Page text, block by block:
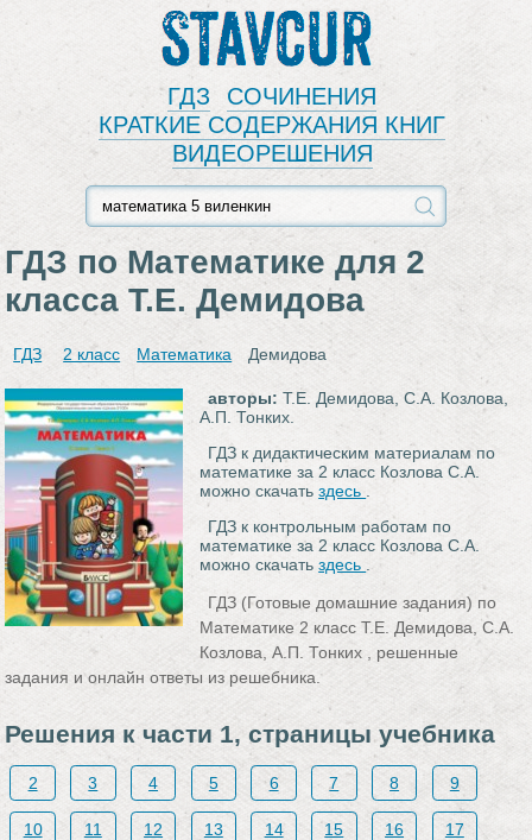
Stavcur
ГДЗ
СОЧИНЕНИЯ
КРАТКИЕ СОДЕРЖАНИЯ КНИГ
ВИДЕОРЕШЕНИЯ
ГДЗ по Математике для 2
класса Т.Е. Демидова
ГДЗ 2 класс Математика Демидова
авторы:Т.Е. Демидова, С.А. Козлова,
А.П. Тонких.
ГДЗ к дидактическим материалам по
математике за 2 класс Козлова С.А.
можно скачатьздесь
ГДЗ к контрольным работам по
математике за 2 класс Козлова С.А.
можно скачатьздесь
ГДЗ (Готовые домашние задания) по
Математике 2 класс Т.Е. Демидова, С.А.
Козлова, А.П. Тонких , решенные
задания и онлайн ответы из решебника.
Решения к части 1, страницы учебника
2 3 4 5 6 7 8 9
10 11 12 13 14 15 16 17